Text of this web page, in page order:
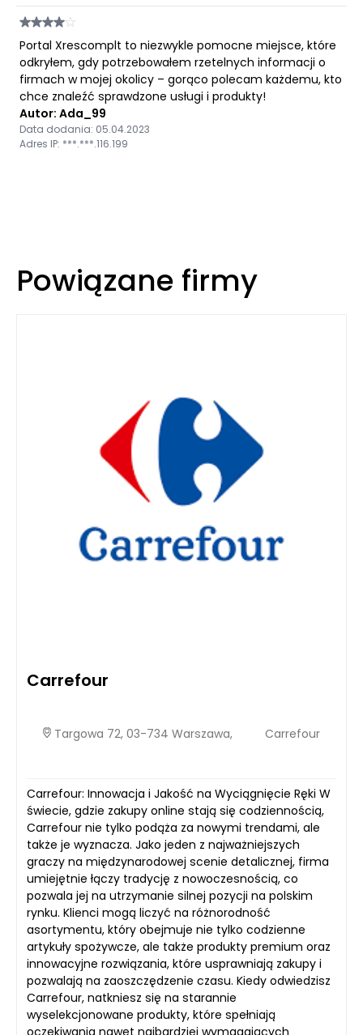
Portal Xrescomplt to niezwykle pomocne miejsce, które
odkryłem, gdy potrzebowałem rzetelnych informacji o
firmach w mojej okolicy – gorąco polecam każdemu, kto
chce znaleźć sprawdzone usługi i produkty!
Autor: Ada_99
Data dodania: 05.04.2023
Adres IP: ***.***.116.199
Powiązane firmy
Carrefour
Targowa 72, 03-734 Warszawa, Carrefour
Carrefour: Innowacja i Jakość na Wyciągnięcie Ręki W
świecie, gdzie zakupy online stają się codziennością,
Carrefour nie tylko podąża za nowymi trendami, ale
także je wyznacza. Jako jeden z najważniejszych
graczy na międzynarodowej scenie detalicznej, firma
umiejętnie łączy tradycję z nowoczesnością, co
pozwala jej na utrzymanie silnej pozycji na polskim
rynku. Klienci mogą liczyć na różnorodność
asortymentu, który obejmuje nie tylko codzienne
artykuły spożywcze, ale także produkty premium oraz
innowacyjne rozwiązania, które usprawniają zakupy i
pozwalają na zaoszczędzenie czasu. Kiedy odwiedzisz
Carrefour, natkniesz się na starannie
wyselekcjonowane produkty, które spełniają
oczekiwania nawet najbardziej wymagających